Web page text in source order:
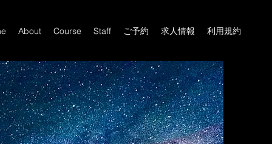
About Course Staff ご予約 求人情報 利用規約